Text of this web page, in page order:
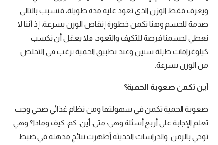
ويعرف فقط الوزن الذي تعود عليه مدة طويلة، فنسبب بالتالي
صدمة للجسم وهنا تكمن خطورة إنقاص الوزن بسرعة، إذ أننا لا
نعطي لجسمنا فرصة للتكيف والتعود، فلا يعقل أن نكسب
كيلوغرامات طيلة سنين وعند تطبيق الحمية نرغب في التخلص
من الوزن بسرعة.
أين تكمن صعوبة الحمية؟
صعوبة الحمية تكمن في سهولتها ومن نظام غذائي صحي وجب
تعلم الإجابة على أربع أسئلة وهي: متى، أين، كم، كيف وماذا؟ وهي
توحي بالزمن. والدراسات الحديثة أظهرت نتائج مذهلة في ضبط